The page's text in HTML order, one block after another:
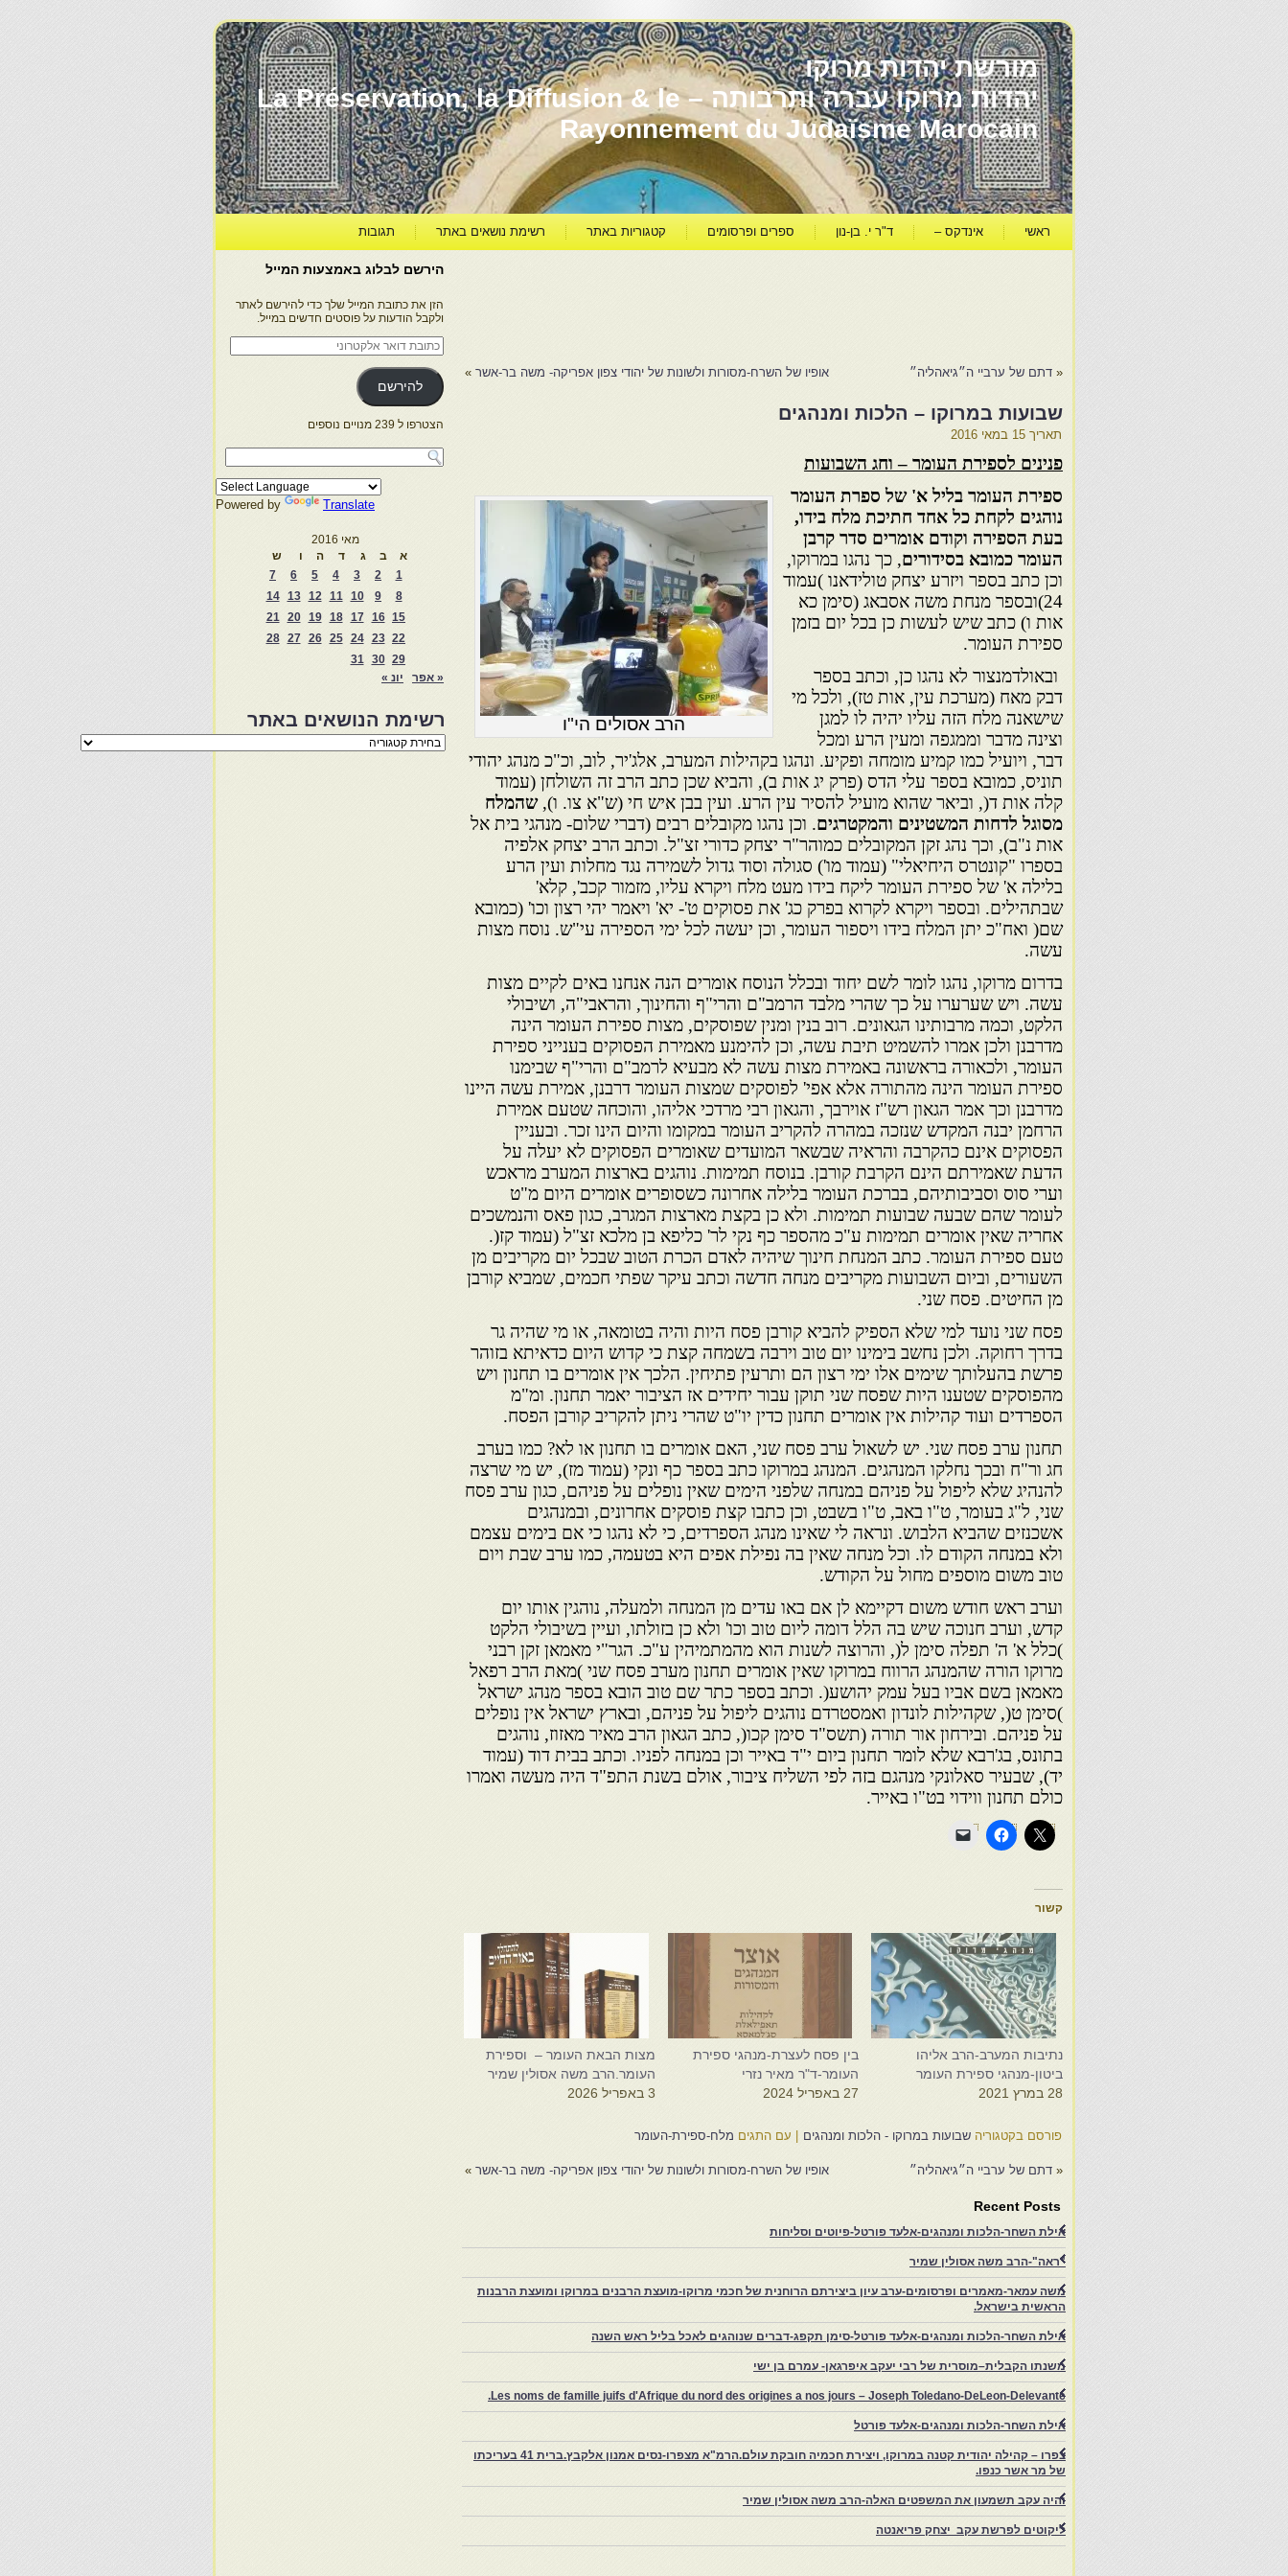
מורשת יהדות מרוקו
יהדות מרוקו עברה ותרבותה – La Préservation, la Diffusion & le
Rayonnement du Judaïsme Marocain
ראשי אינדקס – ד"ר י. בן-נון ספרים ופרסומים קטגוריות באתר רשימת נושאים באתר תגובות
« דתם של ערביי ה״גיאהליה״ אופיו של השרח-מסורות ולשונות של יהודי צפון אפריקה- משה בר-אשר »
שבועות במרוקו – הלכות ומנהגים
תאריך 15 במאי 2016
פנינים לספירת העומר – וחג השבועות
הרב אסולים הי"ו
ספירת העומר בליל א' של ספרת העומר
נוהגים לקחת כל אחד חתיכת מלח בידו,
בעת הספירה וקודם אומרים סדר קרבן
העומר כמובא בסידורים, כך נהגו במרוקו,
וכן כתב בספר ויזרע יצחק טולידאנו )עמוד
24)ובספר מנחת משה אסבאג (סימן כא
אות ו) כתב שיש לעשות כן בכל יום בזמן
ספירת העומר.
ובאולדמנצור לא נהגו כן, וכתב בספר
דבק מאח (מערכת עין, אות טז), ולכל מי
שישאנה מלח הזה עליו יהיה לו למגן
וצינה מדבר וממגפה ומעין הרע ומכל
דבר, ויועיל כמו קמיע מומחה ופקיע. ונהגו בקהילות המערב, אלג'יר, לוב, וכ"כ מנהג יהודי
תוניס, כמובא בספר עלי הדס (פרק יג אות ב), והביא שכן כתב הרב זה השולחן (עמוד
קלה אות ד(, וביאר שהוא מועיל להסיר עין הרע. ועין בבן איש חי (ש"א צו. ו),שהמלח
מסוגל לדחות המשטינים והמקטרגים. וכן נהגו מקובלים רבים (דברי שלום- מנהגי בית אל
אות נ"ב), וכך נהג זקן המקובלים כמוהר"ר יצחק כדורי זצ"ל. וכתב הרב יצחק אלפיה
בספרו "קונטרס היחיאלי" (עמוד מו') סגולה וסוד גדול לשמירה נגד מחלות ועין הרע
בלילה א' של ספירת העומר ליקח בידו מעט מלח ויקרא עליו, מזמור קכב', קלא'
שבתהילים. ובספר ויקרא לקרוא בפרק כג' את פסוקים ט'- יא' ויאמר יהי רצון וכו' (כמובא
שם( ואח"כ יתן המלח בידו ויספור העומר, וכן יעשה לכל ימי הספירה עי"ש. נוסח מצות
עשה.
בדרום מרוקו, נהגו לומר לשם יחוד ובכלל הנוסח אומרים הנה אנחנו באים לקיים מצות
עשה. ויש שערערו על כך שהרי מלבד הרמב"ם והרי"ף והחינוך, והראבי"ה, ושיבולי
הלקט, וכמה מרבותינו הגאונים. רוב בנין ומנין שפוסקים, מצות ספירת העומר הינה
מדרבנן ולכן אמרו להשמיט תיבת עשה, וכן להימנע מאמירת הפסוקים בענייני ספירת
העומר, ולכאורה בראשונה באמירת מצות עשה לא מבעיא לרמב"ם והרי"ף שבימנו
ספירת העומר הינה מהתורה אלא אפי' לפוסקים שמצות העומר דרבנן, אמירת עשה היינו
מדרבנן וכך אמר הגאון רש"ז אוירבך, והגאון רבי מרדכי אליהו, והוכחה שטעם אמירת
הרחמן יבנה המקדש שנזכה במהרה להקריב העומר במקומו והיום הינו זכר. ובעניין
הפסוקים אינם כהקרבה והראיה שבשאר המועדים שאומרים הפסוקים לא יעלה על
הדעת שאמירתם הינם הקרבת קורבן. בנוסח תמימות. נוהגים בארצות המערב מראכש
וערי סוס וסביבותיהם, בברכת העומר בלילה אחרונה כשסופרים אומרים היום מ"ט
לעומר שהם שבעה שבועות תמימות. ולא כן בקצת מארצות המגרב, כגון פאס והנמשכים
אחריה שאין אומרים תמימות ע"כ מהספר כף נקי לר' כליפא בן מלכא זצ"ל (עמוד קז(.
טעם ספירת העומר. כתב המנחת חינוך שיהיה לאדם הכרת הטוב שבכל יום מקריבים מן
השעורים, וביום השבועות מקריבים מנחה חדשה וכתב עיקר שפתי חכמים, שמביא קורבן
מן החיטים. פסח שני.
פסח שני נועד למי שלא הספיק להביא קורבן פסח היות והיה בטומאה, או מי שהיה גר
בדרך רחוקה. ולכן נחשב בימינו יום טוב וירבה בשמחה קצת כי קדוש היום כדאיתא בזוהר
פרשת בהעלותך שימים אלו ימי רצון הם ותרעין פתיחין. הלכך אין אומרים בו תחנון ויש
מהפוסקים שטענו היות שפסח שני תוקן עבור יחידים אז הציבור יאמר תחנון. ומ"מ
הספרדים ועוד קהילות אין אומרים תחנון כדין יו"ט שהרי ניתן להקריב קורבן הפסח.
תחנון ערב פסח שני. יש לשאול ערב פסח שני, האם אומרים בו תחנון או לא? כמו בערב
חג ור"ח ובכך נחלקו המנהגים. המנהג במרוקו כתב בספר כף ונקי (עמוד מז), יש מי שרצה
להנהיג שלא ליפול על פניהם במנחה שלפני הימים שאין נופלים על פניהם, כגון ערב פסח
שני, ל"ג בעומר, ט"ו באב, ט"ו בשבט, וכן כתבו קצת פוסקים אחרונים, ובמנהגים
אשכנזים שהביא הלבוש. ונראה לי שאינו מנהג הספרדים, כי לא נהגו כי אם בימים עצמם
ולא במנחה הקודם לו. וכל מנחה שאין בה נפילת אפים היא בטעמה, כמו ערב שבת ויום
טוב משום מוספים מחול על הקודש.
וערב ראש חודש משום דקיימא לן אם באו עדים מן המנחה ולמעלה, נוהגין אותו יום
קדש, וערב חנוכה שיש בה הלל דומה ליום טוב וכו' ולא כן בזולתו, ועיין בשיבולי הלקט
)כלל א' ה' תפלה סימן ל(, והרוצה לשנות הוא מהמתמיהין ע"כ. הגר"י מאמאן זקן רבני
מרוקו הורה שהמנהג הרווח במרוקו שאין אומרים תחנון מערב פסח שני )מאת הרב רפאל
מאמאן בשם אביו בעל עמק יהושע(. וכתב בספר כתר שם טוב הובא בספר מנהג ישראל
)סימן ט(, שקהילות לונדון ואמסטרדם נוהגים ליפול על פניהם, ובארץ ישראל אין נופלים
על פניהם. ובירחון אור תורה (תשס"ד סימן קכו(, כתב הגאון הרב מאיר מאזוז, נוהגים
בתונס, בג'רבא שלא לומר תחנון ביום י"ד באייר וכן במנחה לפניו. וכתב בבית דוד (עמוד
יד), שבעיר סאלונקי מנהגם בזה לפי השליח ציבור, אולם בשנת התפ"ד היה מעשה ואמרו
כולם תחנון ווידוי בט"ו באייר.
קשור
נתיבות המערב-הרב אליהו
ביטון-מנהגי ספירת העומר
28 במרץ 2021
בין פסח לעצרת-מנהגי ספירת
העומר-ד"ר מאיר נזרי
27 באפריל 2024
מצות הבאת העומר – וספירת
העומר.הרב משה אסולין שמיר
3 באפריל 2026
פורסם בקטגוריה שבועות במרוקו - הלכות ומנהגים עם התגים מלח-ספירת-העומר
« דתם של ערביי ה״גיאהליה״ אופיו של השרח-מסורות ולשונות של יהודי צפון אפריקה- משה בר-אשר »
Recent Posts
אילת השחר-הלכות ומנהגים-אלעד פורטל-פיוטים וסליחות
"ראה"-הרב משה אסולין שמיר
משה עמאר-מאמרים ופרסומים-ערב עיון ביצירתם הרוחנית של חכמי מרוקו-מועצת הרבנים במרוקו ומועצת הרבנות
הראשית בישראל.
אילת השחר-הלכות ומנהגים-אלעד פורטל-סימן תקפג-דברים שנוהגים לאכל בליל ראש השנה
משנתו הקבלית–מוסרית של רבי יעקב איפרגאן- עמרם בן ישי
Les noms de famille juifs d'Afrique du nord des origines a nos jours – Joseph Toledano-DeLeon-Delevante.
אילת השחר-הלכות ומנהגים-אלעד פורטל
צפרו – קהילה יהודית קטנה במרוקו, ויצירת חכמיה חובקת עולם.הרמ"א מצפרו-נסים אמנון אלקבץ.ברית 41 בעריכתו
של מר אשר כנפו.
והיה עקב תשמעון את המשפטים האלה-הרב משה אסולין שמיר
ליקוטים לפרשת עקב יצחק פריאנטה
הירשם לבלוג באמצעות המייל
הזן את כתובת המייל שלך כדי להירשם לאתר
ולקבל הודעות על פוסטים חדשים במייל.
כתובת
דואר
אלקטרוני
להירשם
הצטרפו ל 239 מנויים נוספים
Powered by Translate
מאי 2016
א
ב ג ד ה ו
ש
1
2
3
4
5
6
7
8
9
10
11
12
13
14
15
16
17
18
19
20
21
22
23
24
25
26
27
28
29
30
31
« אפר
יונ »
רשימת הנושאים באתר
רשימת
הנושאים